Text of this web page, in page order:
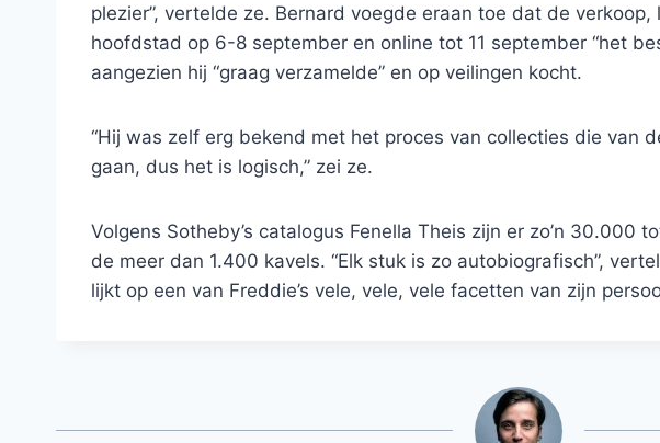
plezier”, vertelde ze. Bernard voegde eraan toe dat de
hoofdstad op 6-8 september en online tot 11 september “het
aangezien hij “graag verzamelde” en op veilingen kocht.
“Hij was zelf erg bekend met het proces van collecties die van
gaan, dus het is logisch,” zei ze.
Volgens Sotheby’s catalogus Fenella Theis zijn er zo’n 30.000
de meer dan 1.400 kavels. “Elk stuk is zo autobiografisch”,
lijkt op een van Freddie’s vele, vele, vele facetten van zijn